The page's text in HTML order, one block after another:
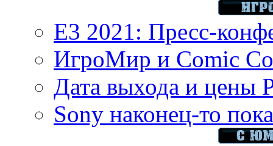
E3 2021: Пресс-
ИгроМир и Comic
Дата выхода и цены
Sony наконец-то